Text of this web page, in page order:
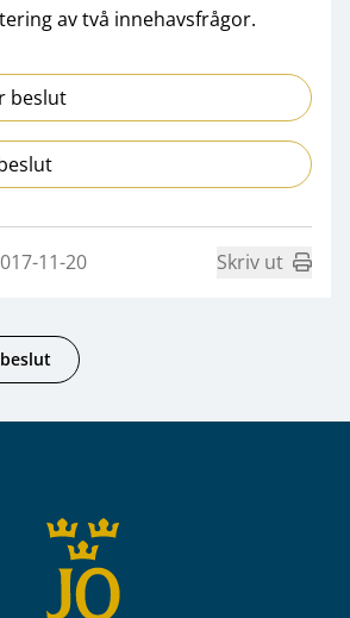
av två innehavsfrågor.
beslut
11-20 Skriv ut